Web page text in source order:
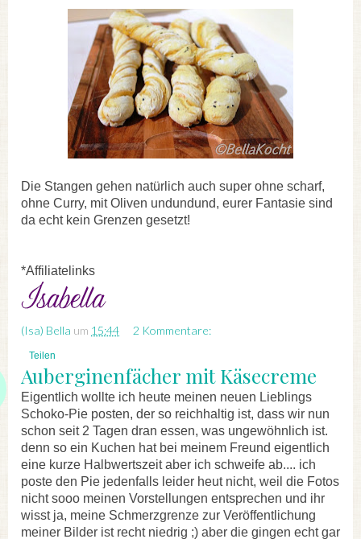
Die Stangen gehen natürlich auch super ohne scharf,
ohne Curry, mit Oliven undundund, eurer Fantasie sind
da echt kein Grenzen gesetzt!
*Affiliatelinks
(Isa) Bella um 15:44 2 Kommentare:
Teilen
Auberginenfächer mit Käsecreme
Eigentlich wollte ich heute meinen neuen Lieblings
Schoko-Pie posten, der so reichhaltig ist, dass wir nun
schon seit 2 Tagen dran essen, was ungewöhnlich ist.
denn so ein Kuchen hat bei meinem Freund eigentlich
eine kurze Halbwertszeit aber ich schweife ab.... ich
poste den Pie jedenfalls leider heut nicht, weil die Fotos
nicht sooo meinen Vorstellungen entsprechen und ihr
wisst ja, meine Schmerzgrenze zur Veröffentlichung
meiner Bilder ist recht niedrig ;) aber die gingen echt gar